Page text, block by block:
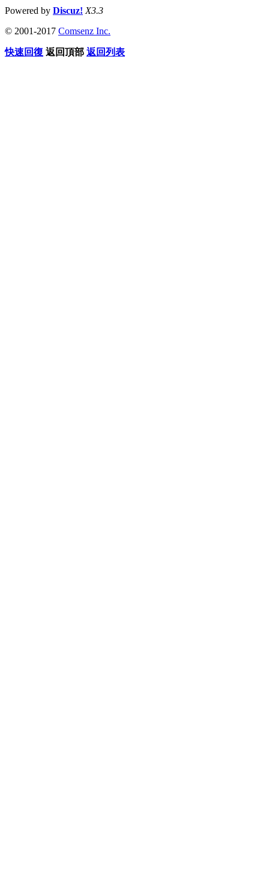
Powered by Discuz! X3.3
© 2001-2017 Comsenz Inc.
快速回復 返回頂部 返回列表